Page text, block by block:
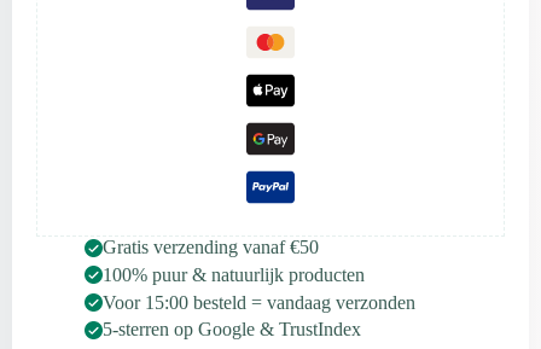
Gratis verzending vanaf €50
100% puur & natuurlijk producten
Voor 15:00 besteld = vandaag verzonden
5-sterren op Google & TrustIndex